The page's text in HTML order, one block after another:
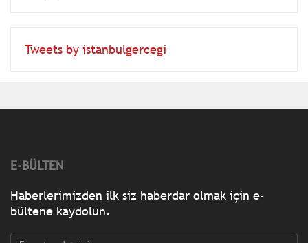
Tweets by istanbulgercegi
E-BÜLTEN
Haberlerimizden ilk siz haberdar olmak için e-
bültene kaydolun.